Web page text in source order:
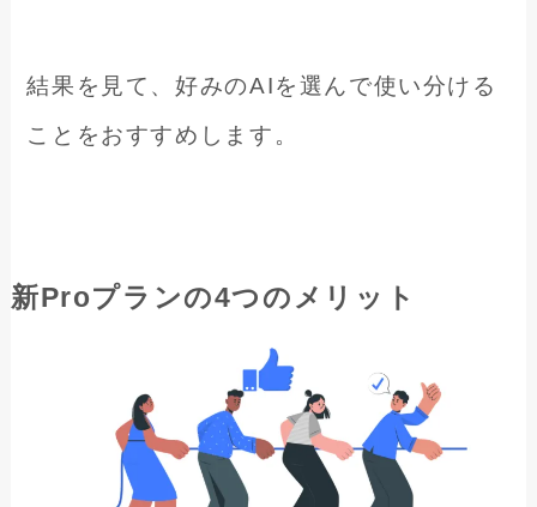
結果を見て、好みのAIを選んで使い分ける
ことをおすすめします。
新Proプランの4つのメリット